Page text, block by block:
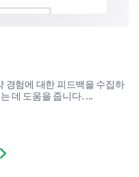
평가해 주십시오
습니다.
경험에 대한 피드백을 수집하
데 도움을 줍니다. ...
slide